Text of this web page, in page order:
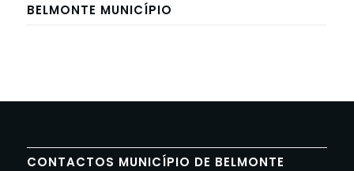
BELMONTE MUNICÍPIO
CONTACTOS MUNICÍPIO DE BELMONTE